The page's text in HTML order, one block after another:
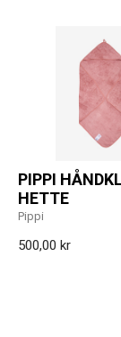
PIPPI
HETTE
Pippi
500,00 kr